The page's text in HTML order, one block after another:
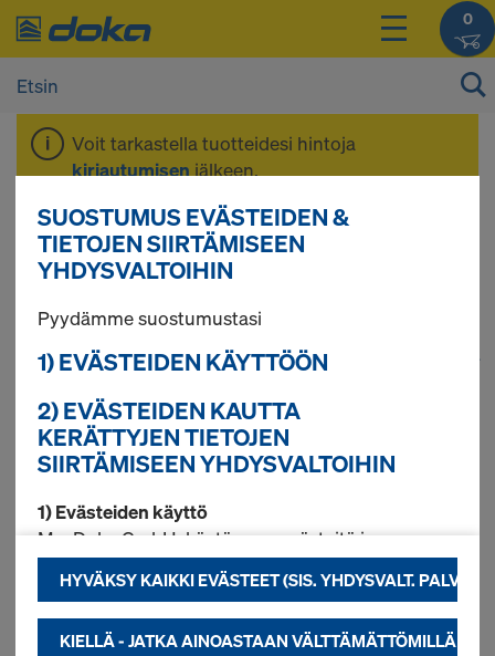
0
Voit tarkastella tuotteidesi hintoja
kirjautumisenjälkeen.
Työkalut
54 tuotetta löytyi
Eniten etsitty
Uusi
SUOSTUMUS EVÄSTEIDEN &
TIETOJEN SIIRTÄMISEEN
YHDYSVALTOIHIN
Pyydämme suostumustasi
1) EVÄSTEIDEN KÄYTTÖÖN
2) EVÄSTEIDEN KAUTTA
KERÄTTYJEN TIETOJEN
SIIRTÄMISEEN YHDYSVALTOIHIN
1) Evästeiden käyttö
Me, Doka GmbH, käytämme evästeitä ja
kolmansien osapuolten sovelluksia. Tämä auttaa
meitä varmistamaan verkkosivustomme
optimaalisen suorituskyvyn, erityisesti
HYVÄKSY KAIKKI EVÄSTEET (SIS. YHDYSVALT.
KIELLÄ - JATKA AINOASTAAN VÄLTTÄMÄTTÖMILLÄ